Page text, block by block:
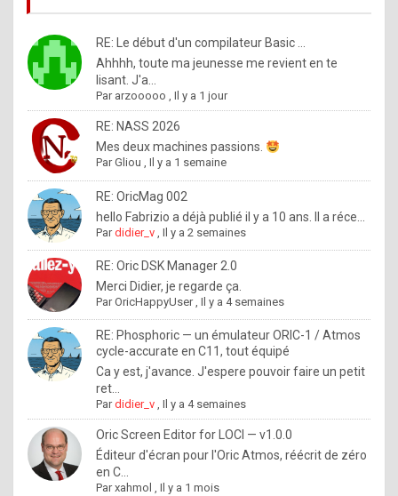
%
m
a
d
b
y
o
l
e
x
.
I
f
y
o
u
w
RE: Le début d'un compilateur Basic ...
Ahhhh, toute ma jeunesse me revient en te
lisant. J'a...
Par arzooooo ,Il y a 1 jour
RE: NASS 2026
Mes deux machines passions.
ParGliou ,Il y a 1 semaine
RE: OricMag 002
hello Fabrizio a déjà publié il y a 10 ans. Il a réce...
Pardidier_v ,Il y a 2 semaines
RE: Oric DSK Manager 2.0
Merci Didier, je regarde ça.
ParOricHappyUser,Il y a 4 semaines
RE: Phosphoric — un émulateur ORIC-1 / Atmos
cycle-accurate en C11, tout équipé
Ca y est, j'avance. J'espere pouvoir faire un petit
ret...
Pardidier_v ,Il y a 4 semaines
Oric Screen Editor for LOCI — v1.0.0
Éditeur d'écran pour l'Oric Atmos, réécrit de zéro
en C...
Parxahmol ,Il y a 1 mois